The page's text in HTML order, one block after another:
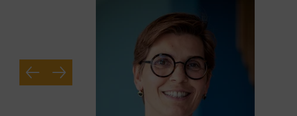
Chirurgie de
Pr Raffaèle Fauvet